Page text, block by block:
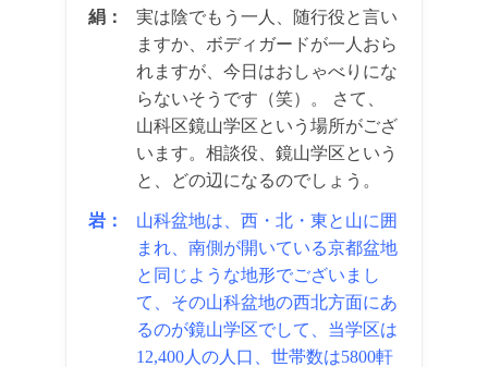
絹：
実は陰でもう一人、随行役と言い
ますか、ボディガードが一人おら
れますが、今日はおしゃべりにな
らないそうです（笑）。 さて、
山科区鏡山学区という場所がござ
います。相談役、鏡山学区という
と、どの辺になるのでしょう。
岩：
山科盆地は、西・北・東と山に囲
まれ、南側が開いている京都盆地
と同じような地形でございまし
て、その山科盆地の西北方面にあ
るのが鏡山学区でして、当学区は
12,400人の人口、世帯数は5800軒